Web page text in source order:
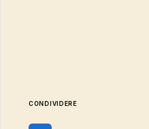
CONDIVIDERE